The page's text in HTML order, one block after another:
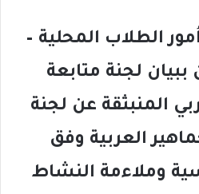
الطلاب المحلية –
لجنة متابعة
المنبثقة عن لجنة
العربية وفق
وملاءمة النشاط